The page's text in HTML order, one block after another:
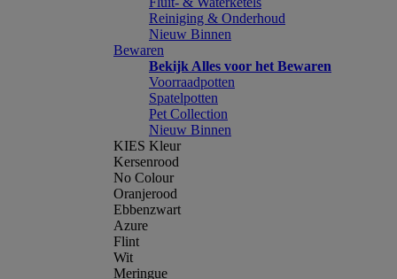
Reiniging & Onderhoud
Nieuw Binnen
Bewaren
Bekijk Alles voor het Bewaren
Voorraadpotten
Spatelpotten
Pet Collection
Nieuw Binnen
KIES Kleur
Kersenrood
No Colour
Oranjerood
Ebbenzwart
Azure
Flint
Wit
Meringue